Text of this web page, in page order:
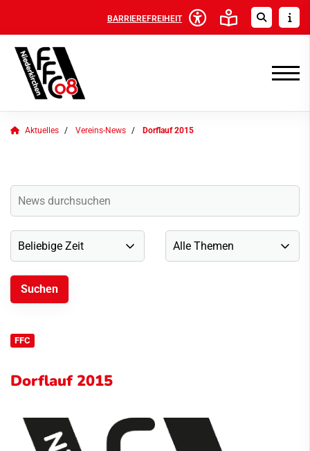
BARRIEREFREIHEIT
Aktuelles Vereins-News Dorflauf 2015
FFC
Dorflauf 2015